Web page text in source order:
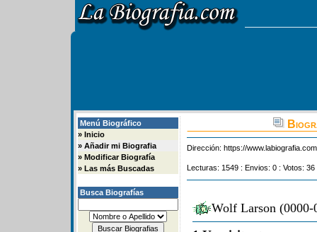
Menú Biográfico
» Inicio
» Añadir mi Biografia
» Modificar Biografía
» Las más Buscadas
Busca Biografías
Dirección: https://
Lecturas: 1549 : Envios: 0 : Votos:
Wolf Larson